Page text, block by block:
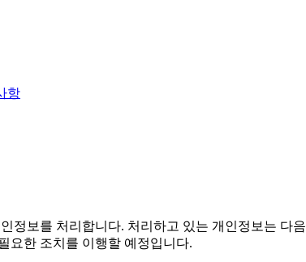
항
정보를 처리합니다. 처리하고 있는 개인정보는 다
요한 조치를 이행할 예정입니다.